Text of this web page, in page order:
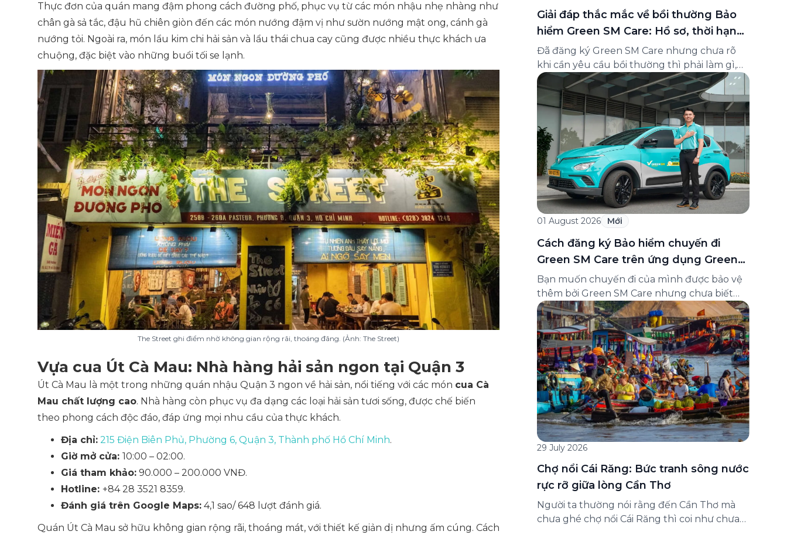
Thực đơn của quán mang đậm phong cách đường phố, phục vụ từ các món nhậu nhẹ nhàng như
chân gà sả tắc, đậu hũ chiên giòn đến các món nướng đậm vị như sườn nướng mật ong, cánh gà
nướng tỏi. Ngoài ra, món lẩu kim chi hải sản và lẩu thái chua cay cũng được nhiều thực khách ưa
chuộng, đặc biệt vào những buổi tối se lạnh.
The Street ghi điểm nhờ không gian rộng rãi, thoáng đãng. (Ảnh: The Street)
Vựa cua Út Cà Mau: Nhà hàng hải sản ngon tại Quận 3
Út Cà Mau là một trong những quán nhậu Quận 3 ngon về hải sản, nổi tiếng với các món cua Cà
Mau chất lượng cao. Nhà hàng còn phục vụ đa dạng các loại hải sản tươi sống, được chế biến
theo phong cách độc đáo, đáp ứng mọi nhu cầu của thực khách.
Địa chỉ: 215 Điện Biên Phủ, Phường 6, Quận 3, Thành phố Hồ Chí Minh.
Giờ mở cửa: 10:00 – 02:00.
Giá tham khảo: 90.000 – 200.000 VNĐ.
Hotline: +84 28 3521 8359.
Đánh giá trên Google Maps: 4,1 sao/ 648 lượt đánh giá.
Quán Út Cà Mau sở hữu không gian rộng rãi, thoáng mát, với thiết kế giản dị nhưng ấm cúng. Cách
Giải đáp thắc mắc về bồi thường Bảo
hiểm Green SM Care: Hồ sơ, thời hạn
và cách liên hệ hỗ trợ
Đã đăng ký Green SM Care nhưng chưa rõ
khi cần yêu cầu bồi thường thì phải làm gì,
hồ sơ ra sao, hay giấy chứng nhận bảo hiểm
tìm ở đâu? Bài viết này tổng hợp đầy đủ các
câu hỏi thường gặp nhất về quy trình bồi
thường và hỗ trợ của Green […]
01 August 2026 Mới
Cách đăng ký Bảo hiểm chuyến đi
Green SM Care trên ứng dụng Green
SM
Bạn muốn chuyến đi của mình được bảo vệ
thêm bởi Green SM Care nhưng chưa biết
đăng ký ở đâu? Bài viết dưới đây sẽ hướng
dẫn chi tiết cách tham gia (và hủy tham gia)
gói bảo hiểm này ngay trên ứng dụng Green
SM, cùng những lưu ý quan trọng trước khi
[…]
29 July 2026
Chợ nổi Cái Răng: Bức tranh sông nước
rực rỡ giữa lòng Cần Thơ
Người ta thường nói rằng đến Cần Thơ mà
chưa ghé chợ nổi Cái Răng thì coi như chưa